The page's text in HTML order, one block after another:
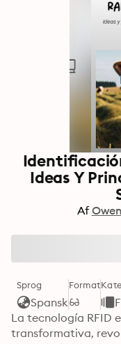
Ideas Y
Af
Sprog
Spansk
Format
La tecnología RFID
transformativa,